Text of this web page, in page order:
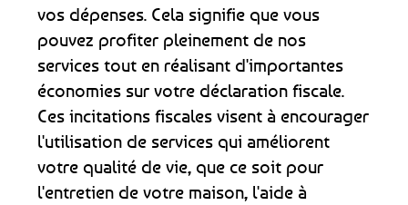
vos dépenses. Cela signifie que vous
pouvez profiter pleinement de nos
services tout en réalisant d'importantes
économies sur votre déclaration fiscale.
Ces incitations fiscales visent à encourager
l'utilisation de services qui améliorent
votre qualité de vie, que ce soit pour
l'entretien de votre maison, l'aide à